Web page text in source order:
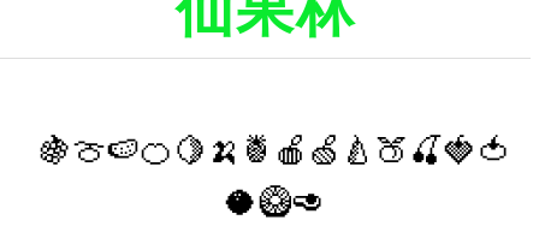
🍇🍈🍉🍊🍋🍌🍍🍎🍏🍐🍑🍒🍓🍅
🥥🥝🥑